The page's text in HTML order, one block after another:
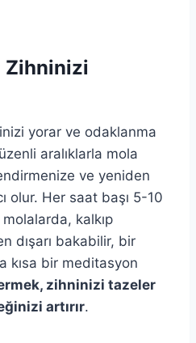
Zihninizi
yorar ve odaklanma
aralıklarla mola
ve yeniden
olur. Her saat başı 5-10
kalkıp
dışarı bakabilir, bir
kısa bir meditasyon
zihninizi tazeler
artırır.